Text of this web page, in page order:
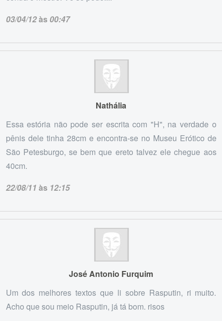
03/04/12às00:47
Nathália
Essa estória não pode ser escrita com "H", na verdade o
pênis dele tinha 28cm e encontra-se no Museu Erótico de
São Petesburgo, se bem que ereto talvez ele chegue aos
40cm.
22/08/11 às 12:15
José Antonio Furquim
Um dos melhores textos que li sobre Rasputin, ri muito.
Acho que sou meio Rasputin, já tá bom. risos